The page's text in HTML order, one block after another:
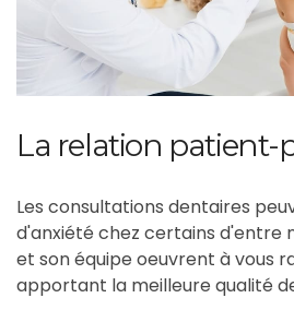
La relation patient-
Les consultations dentaires
d'anxiété chez certains d'entre
et son équipe oeuvrent à vous
apportant la meilleure qualité